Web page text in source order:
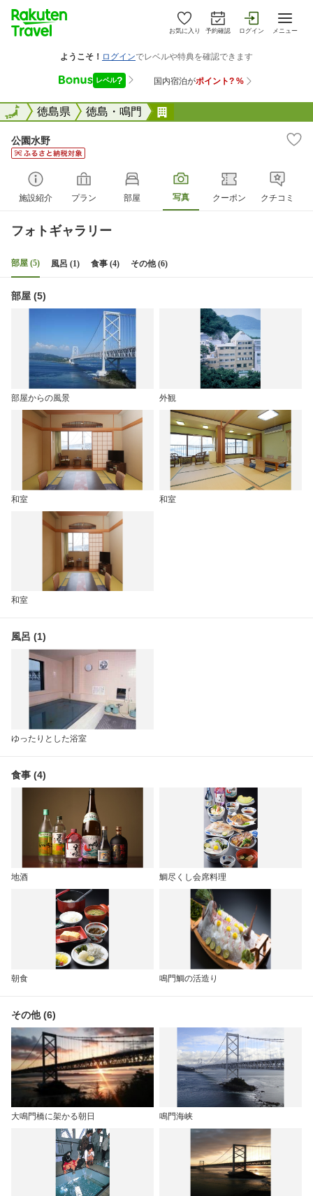
お気に入り 予約確認 ログイン メニュー
全国徳島県 徳島・鳴門
全国
公園水野
施設紹介 プラン 部屋 写真 クーポン クチコミ
フォトギャラリー
部屋 (5) 風呂 (1) 食事 (4) その他 (6)
部屋 (5)
部屋からの風景 外観
和室 和室
和室
風呂 (1)
ゆったりとした浴室
食事 (4)
地酒 鯛尽くし会席料理
朝食 鳴門鯛の活造り
その他 (6)
大鳴門橋に架かる朝日 鳴門海峡